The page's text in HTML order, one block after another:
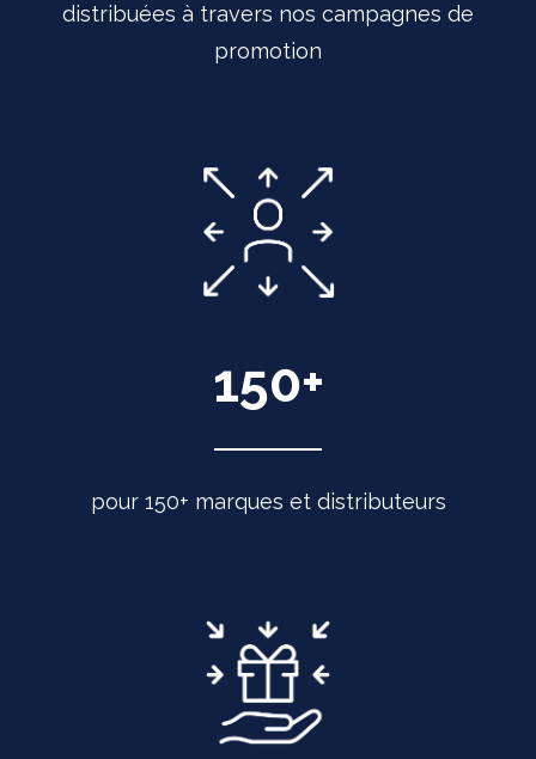
distribuées à travers nos campagnes de
promotion
150+
pour 150+ marques et distributeurs